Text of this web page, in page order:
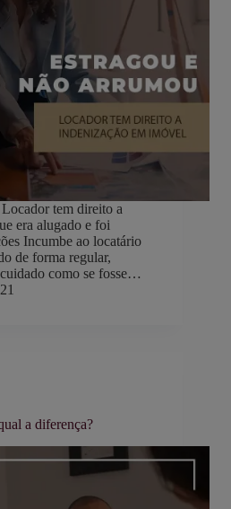
tem direito a
era alugado e foi
Incumbe ao locatário
de forma regular,
como se fosse…
a diferença?